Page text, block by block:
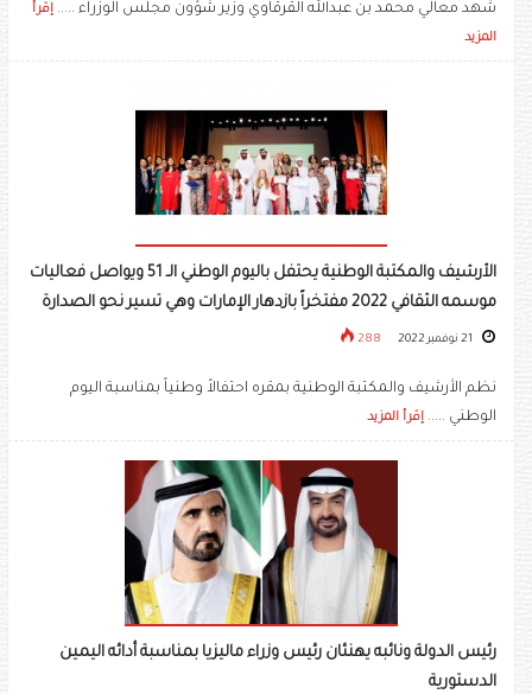
شهد معالي محمد بن عبدالله القرقاوي وزير شؤون مجلس الوزراء ..... إقرأ
المزيد
الأرشيف والمكتبة الوطنية يحتفل باليوم الوطني الـ 51 ويواصل فعاليات
موسمه الثقافي 2022 مفتخراً بازدهار الإمارات وهي تسير نحو الصدارة
288
نظم الأرشيف والمكتبة الوطنية بمقره احتفالاً وطنياً بمناسبة اليوم
الوطني ..... إقرأ المزيد
رئيس الدولة ونائبه يهنئان رئيس وزراء ماليزيا بمناسبة أدائه اليمين
الدستورية